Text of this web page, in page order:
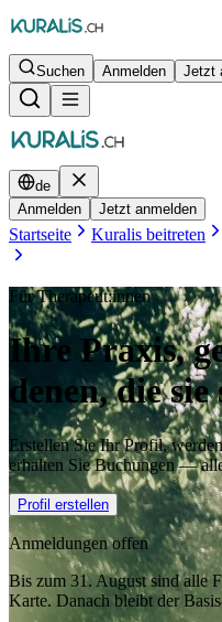
Suchen Anmelden Jetzt
de
Anmelden
Jetzt anmelden
Startseite Kuralis beitreten
Für Therapeut:innen
Ihre Praxis,
denen, die sie
Erstellen Sie Ihr Profil,
erhalten Sie Buchungen —
Profil erstellen
Anmeldungen offen
Bis zum 31. August sind alle
Karte. Danach bleibt der